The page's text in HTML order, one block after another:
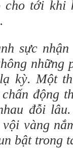
tới khi
sực
những
kỳ. Một
động
đỗi
vàng
bật trong